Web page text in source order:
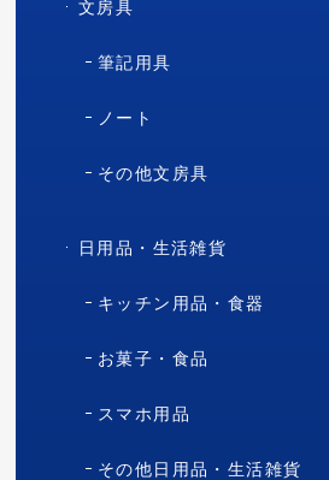
文房具
筆記用具
ノート
その他文房具
日用品・生活雑貨
キッチン用品・食器
お菓子・食品
スマホ用品
その他日用品・生活雑貨